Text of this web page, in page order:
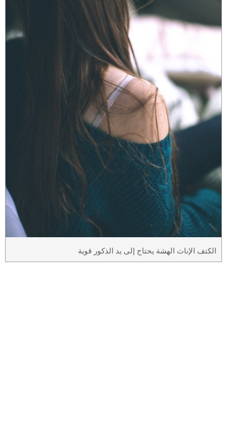
الكتف الإناث الهشة يحتاج إلى يد الذكور قوية